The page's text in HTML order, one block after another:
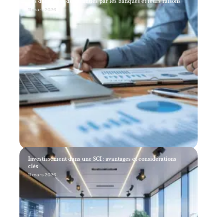
11 mars 2026
Investissement dans une SCI : avantages et considérations
clés
11 mars 2026